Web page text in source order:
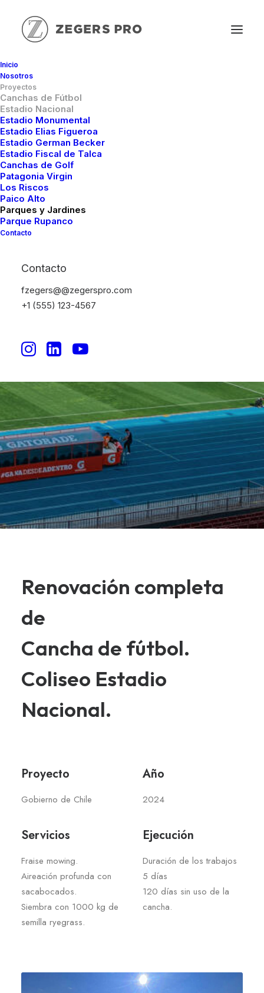
Inicio
Nosotros
Proyectos
Canchas de Fútbol
Estadio Nacional
Estadio Monumental
Estadio Elias Figueroa
Estadio German Becker
Estadio Fiscal de Talca
Canchas de Golf
Patagonia Virgin
Los Riscos
Paico Alto
Parques y Jardines
Parque Rupanco
Contacto
Contacto
fzegers@@zegerspro.com
+1 (555) 123-4567
Renovación completa
de
Cancha de fútbol.
Coliseo Estadio
Nacional.
Proyecto
Gobierno de Chile
Año
2024
Servicios
Fraise mowing.
Aireación profunda con
sacabocados.
Siembra con 1000 kg de
semilla ryegrass.
Ejecución
Duración de los trabajos
5 días
120 días sin uso de la
cancha.